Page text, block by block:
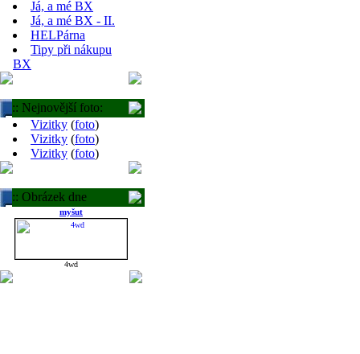
Já, a mé BX
Já, a mé BX - II.
HELPárna
Tipy při nákupu
BX
:: Nejnovější foto:
Vizitky (foto)
Vizitky (foto)
Vizitky (foto)
:: Obrázek dne
myšut
4wd